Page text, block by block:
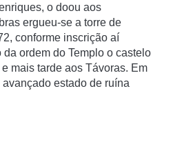
o doou aos
ergueu-se a torre de
conforme inscrição aí
ordem do Templo o castelo
mais tarde aos Távoras. Em
estado de ruína